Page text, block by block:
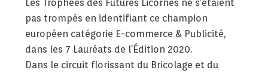
Les Trophées des Futures Licornes ne s’étaient
pas trompés en identifiant ce champion
européen catégorie E-commerce & Publicité,
dans les 7 Lauréats de l’Édition 2020.
Dans le circuit florissant du Bricolage et du